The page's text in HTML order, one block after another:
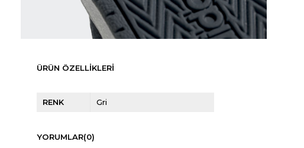
ÜRÜN ÖZELLIKLERI
RENK Gri
YORUMLAR(0)